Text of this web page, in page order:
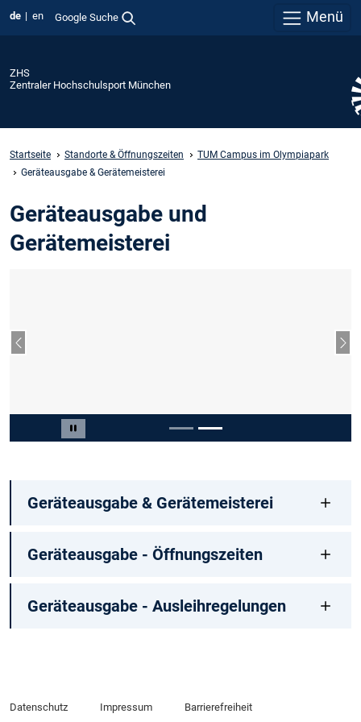
de en Google Suche Menü
ZHS
Zentraler Hochschulsport München
Startseite Standorte & Öffnungszeiten
TUM Campus im Olympiapark
Geräteausgabe & Gerätemeisterei
Geräteausgabe und
Gerätemeisterei
Carousel pausieren
Vorheriger Slide
Slide 2 von 2
Geräteausgabe & Gerätemeisterei
Geräteausgabe - Öffnungszeiten
Geräteausgabe - Ausleihregelungen
Datenschutz Impressum Barrierefreiheit